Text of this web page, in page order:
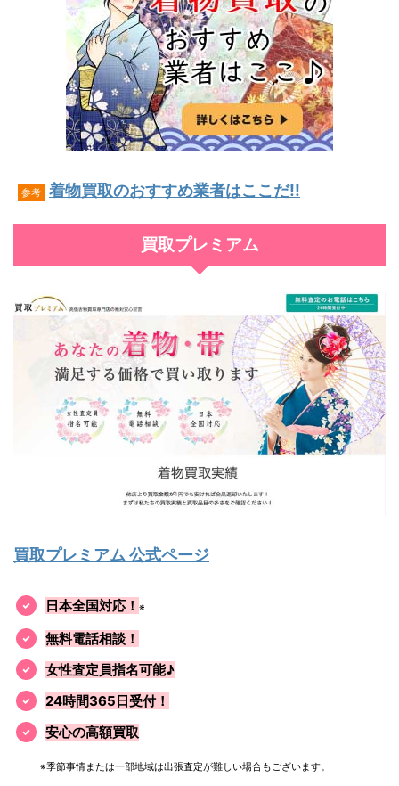
参考 着物買取のおすすめ業者はここだ!!
買取プレミアム
買取プレミアム 公式ページ
日本全国対応！ ※
無料電話相談！
女性査定員指名可能♪
24時間365日受付！
安心の高額買取
※季節事情または一部地域は出張査定が難しい場合もございます。